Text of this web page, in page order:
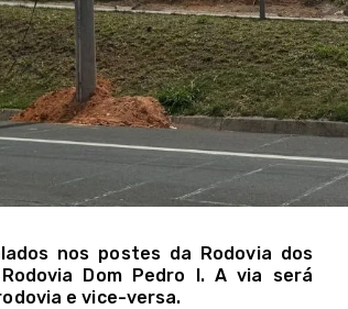
nos postes da Rodovia dos
Dom Pedro I. A via será
e vice-versa.